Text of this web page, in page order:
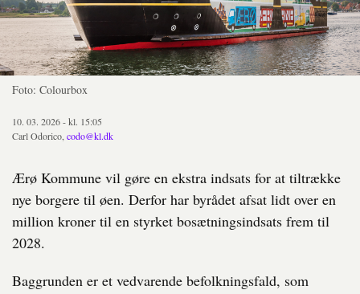
Foto: Colourbox
10. 03. 2026 - kl. 15:05
Carl Odorico, codo@kl.dk
Ærø Kommune vil gøre en ekstra indsats for at tiltrække
nye borgere til øen. Derfor har byrådet afsat lidt over en
million kroner til en styrket bosætningsindsats frem til
2028.
Baggrunden er et vedvarende befolkningsfald, som